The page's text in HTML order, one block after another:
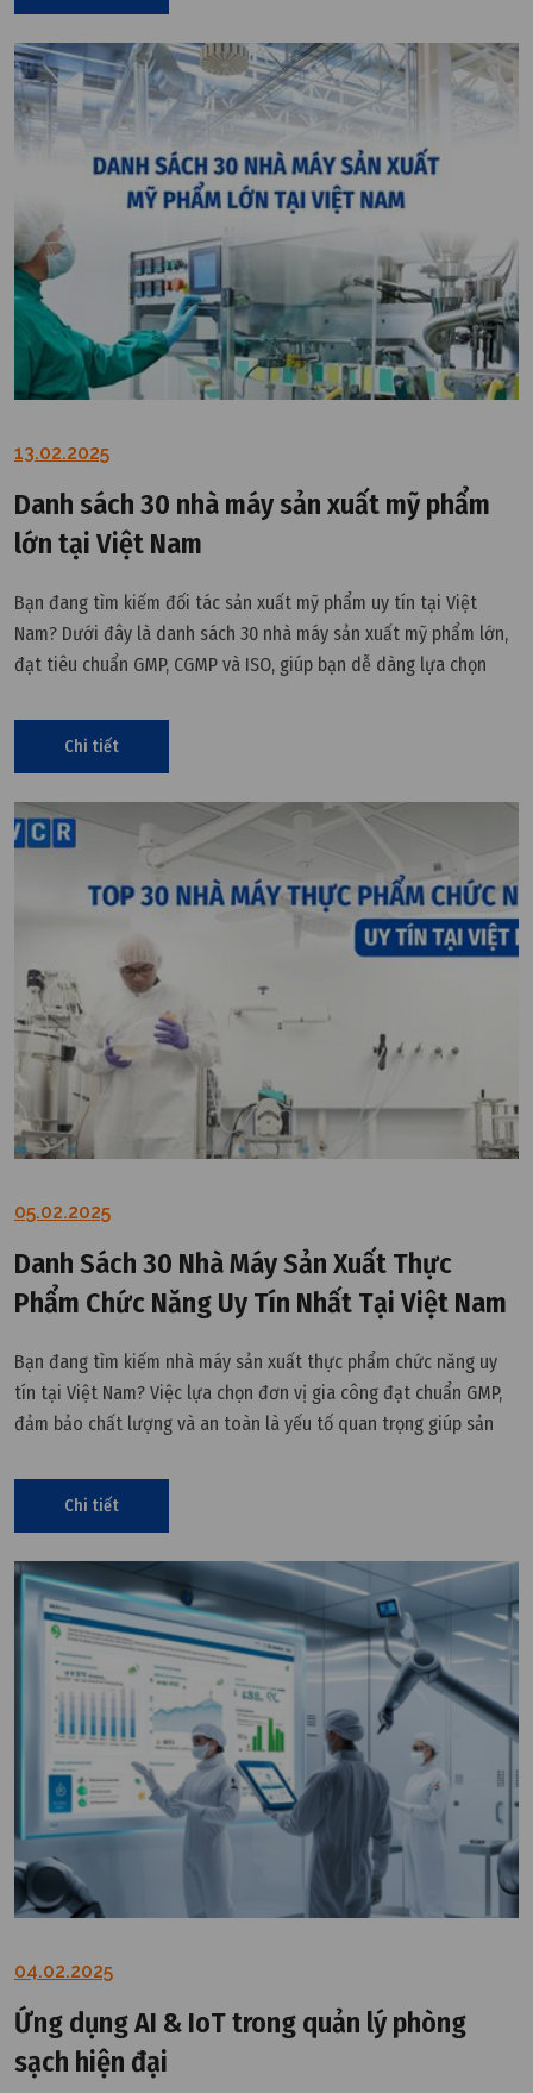
13.02.2025
Danh sách 30 nhà máy sản xuất mỹ phẩm
lớn tại Việt Nam
Bạn đang tìm kiếm đối tác sản xuất mỹ phẩm uy tín tại Việt
Nam? Dưới đây là danh sách 30 nhà máy sản xuất mỹ phẩm lớn,
đạt tiêu chuẩn GMP, CGMP và ISO, giúp bạn dễ dàng lựa chọn
Chi tiết
05.02.2025
Danh Sách 30 Nhà Máy Sản Xuất Thực
Phẩm Chức Năng Uy Tín Nhất Tại Việt Nam
Bạn đang tìm kiếm nhà máy sản xuất thực phẩm chức năng uy
tín tại Việt Nam? Việc lựa chọn đơn vị gia công đạt chuẩn GMP,
đảm bảo chất lượng và an toàn là yếu tố quan trọng giúp sản
30 nhà máy sản xuất thực phẩm chức năng hàng đầu, đáp ứng
đầy đủ tiêu chuẩn khắt khe về công nghệ
Chi tiết
04.02.2025
Ứng dụng AI & IoT trong quản lý phòng
sạch hiện đại